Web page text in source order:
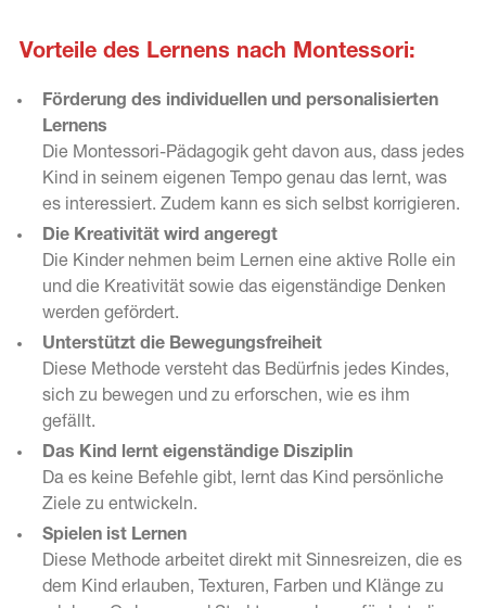
Vorteile des Lernens nach Montessori:
Förderung des individuellen und personalisierten
Lernens
Die Montessori-Pädagogik geht davon aus, dass jedes
Kind in seinem eigenen Tempo genau das lernt, was
es interessiert. Zudem kann es sich selbst korrigieren.
Die Kreativität wird angeregt
Die Kinder nehmen beim Lernen eine aktive Rolle ein
und die Kreativität sowie das eigenständige Denken
werden gefördert.
Unterstützt die Bewegungsfreiheit
Diese Methode versteht das Bedürfnis jedes Kindes,
sich zu bewegen und zu erforschen, wie es ihm
gefällt.
Das Kind lernt eigenständige Disziplin
Da es keine Befehle gibt, lernt das Kind persönliche
Ziele zu entwickeln.
Spielen ist Lernen
Diese Methode arbeitet direkt mit Sinnesreizen, die es
dem Kind erlauben, Texturen, Farben und Klänge zu